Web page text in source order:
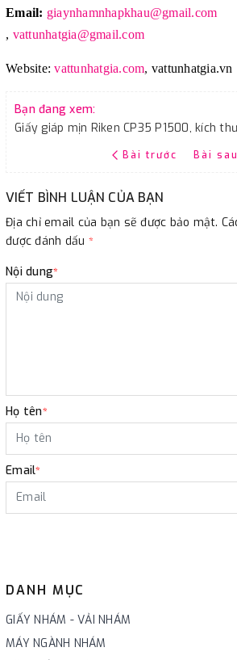
DANH MỤC
GIẤY NHÁM - VẢI NHÁM
MÁY NGÀNH NHÁM
Email: giaynhamnhapkhau@gmail.com
, vattunhatgia@gmail.com
Website: vattunhatgia.com, vattunhatgia.vn
Bạn đang xem:
Giấy giáp mịn Riken CP35 P1500, kích
Bài trước Bài sau
VIẾT BÌNH LUẬN CỦA BẠN
Địa chỉ email của bạn sẽ được bảo mật.
được đánh dấu *
Nội dung*
Họ tên*
Email*